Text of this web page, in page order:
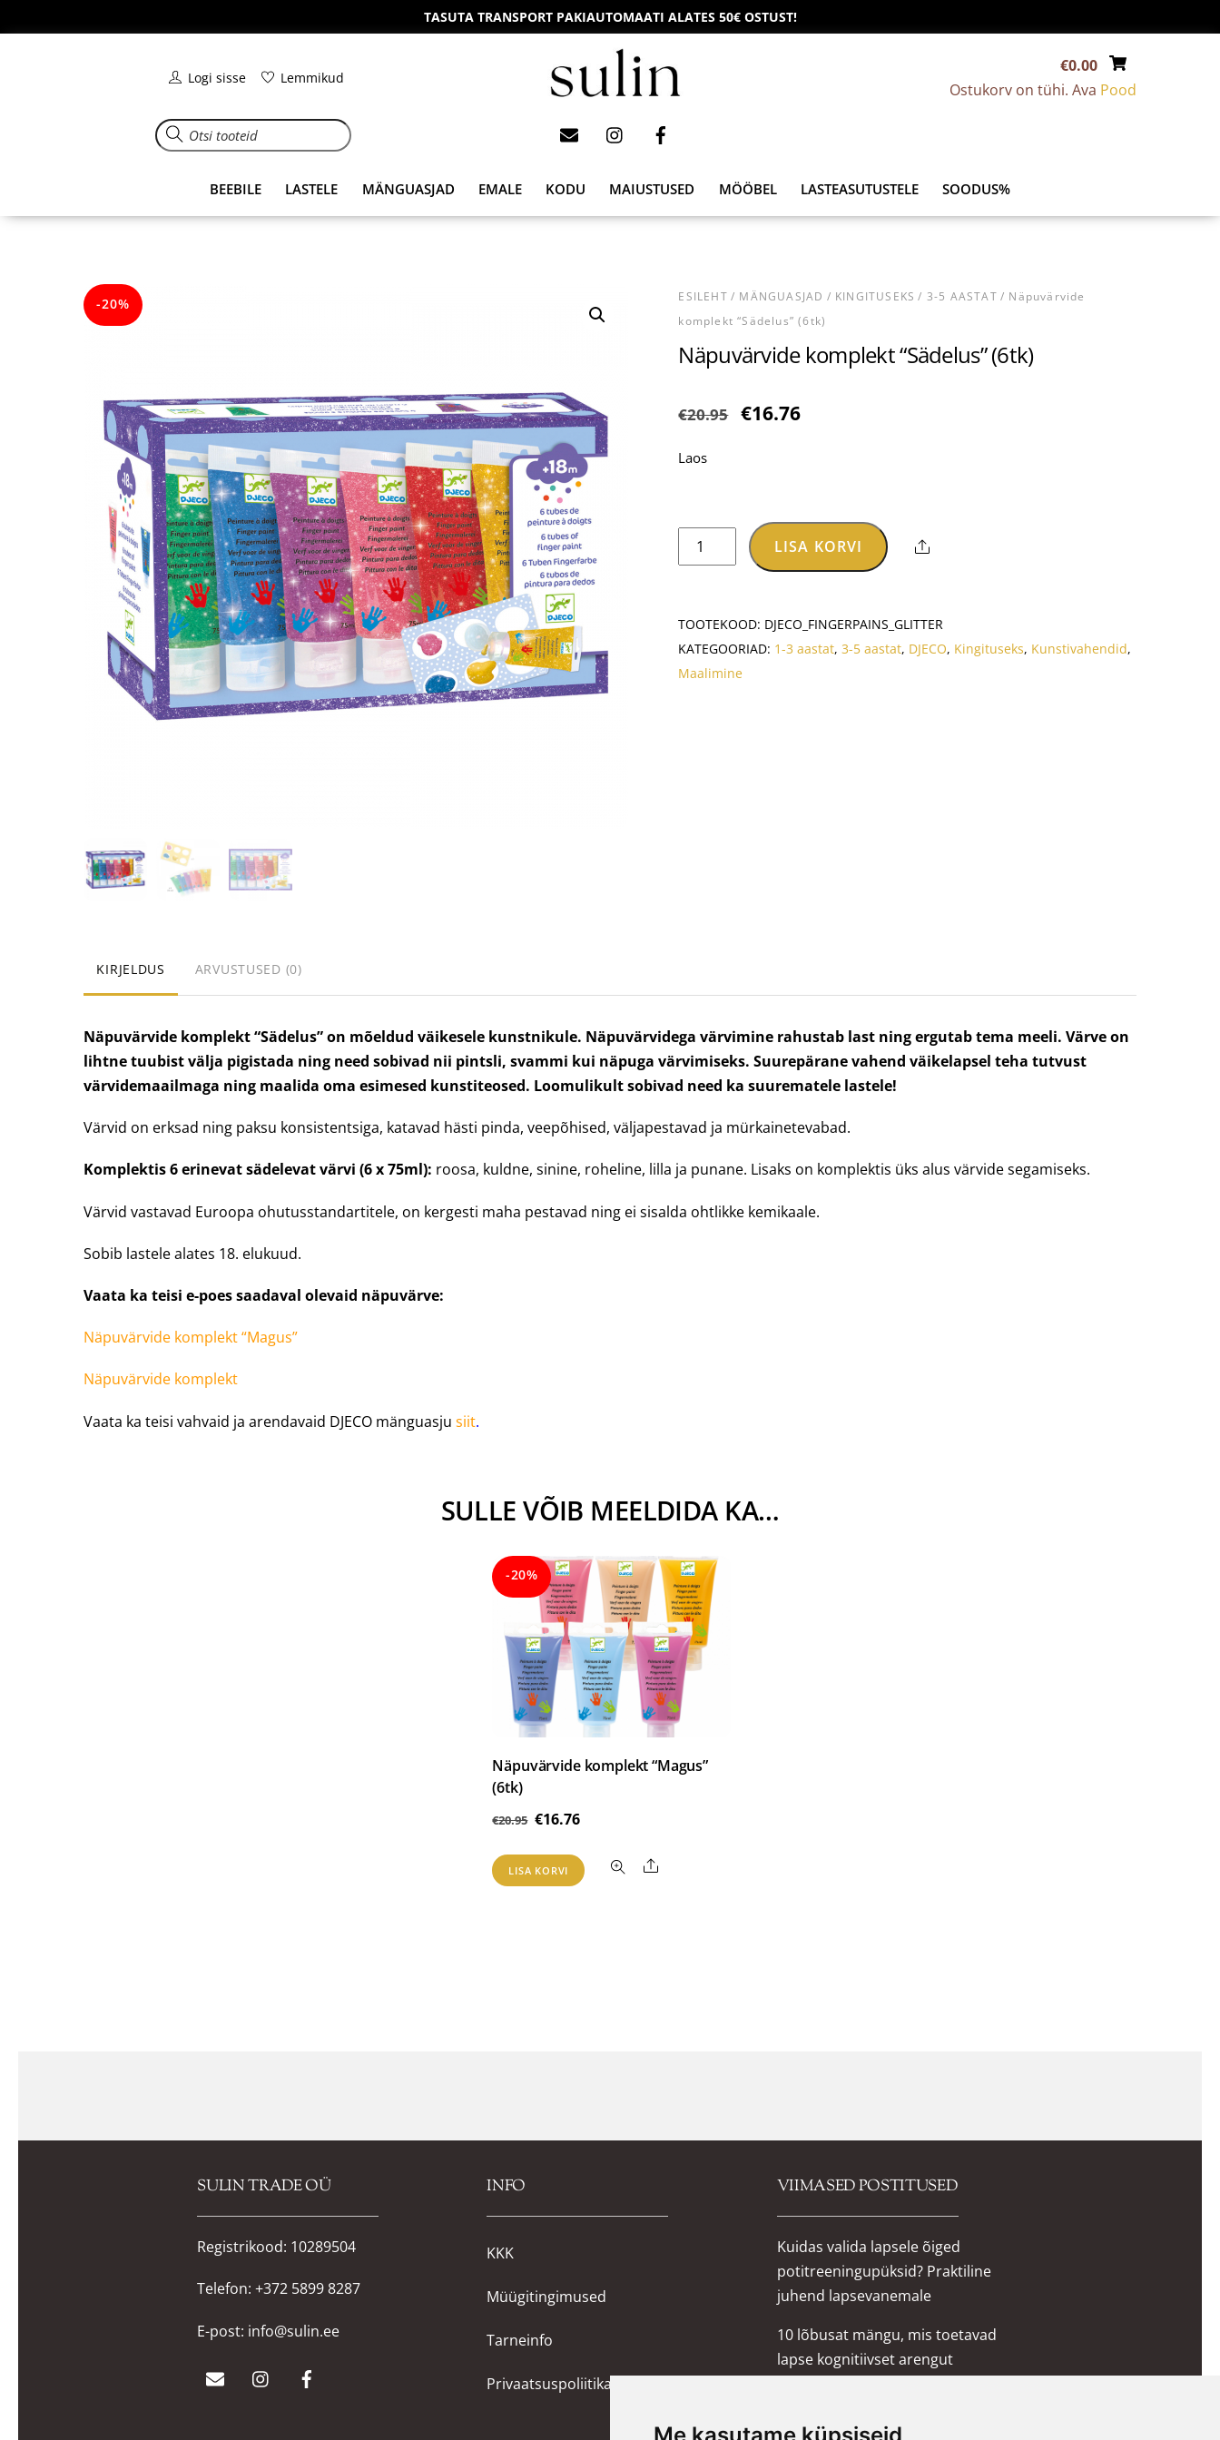
to
TASUTA TRANSPORT PAKIAUTOMAATI ALATES 50€ OSTUST!
Logi sisse Lemmikud
€0.00
Ostukorv on tühi. Ava Pood
BEEBILE LASTELE MÄNGUASJAD EMALE KODU MAIUSTUSED MÖÖBEL LASTEASUTUSTELE SOODUS%
-20% ESILEHT/ MÄNGUASJAD / KINGITUSEKS / 3-5 AASTAT/ Näpuvärvide
komplekt “Sädelus” (6tk)
Näpuvärvide komplekt “Sädelus” (6tk)
€20.95 Algne
€16.76Praegune
Laos
Näpuvärvide
komplekt
LISA KORVI Share
TOOTEKOOD: DJECO_FINGERPAINS_GLITTER
KATEGOORIAD: 1-3 aastat,3-5 aastat, DJECO, Kingituseks, Kunstivahendid,
Maalimine
KIRJELDUS ARVUSTUSED (0)
Näpuvärvide komplekt “Sädelus” on mõeldud väikesele kunstnikule. Näpuvärvidega värvimine rahustab last ning ergutab tema meeli. Värve on
lihtne tuubist välja pigistada ning need sobivad nii pintsli, svammi kui näpuga värvimiseks. Suurepärane vahend väikelapsel teha tutvust
värvidemaailmaga ning maalida oma esimesed kunstiteosed. Loomulikult sobivad need ka suurematele lastele!
Värvid on erksad ning paksu konsistentsiga, katavad hästi pinda, veepõhised, väljapestavad ja mürkainetevabad.
Komplektis 6 erinevat sädelevat värvi (6 x 75ml): roosa, kuldne, sinine, roheline, lilla ja punane. Lisaks on komplektis üks alus värvide segamiseks.
Värvid vastavad Euroopa ohutusstandartitele, on kergesti maha pestavad ning ei sisalda ohtlikke kemikaale.
Sobib lastele alates 18. elukuud.
Vaata ka teisi e-poes saadaval olevaid näpuvärve:
Näpuvärvide komplekt “Magus”
Näpuvärvide komplekt
Vaata ka teisi vahvaid ja arendavaid DJECO mänguasju siit.
SULLE VÕIB MEELDIDA KA…
-20%
Näpuvärvide komplekt “Magus”
(6tk)
€20.95 Algne
oli:
€20.95.
€16.76Praegune
on:
LISA KORVI Share
SULIN TRADE OÜ
Registrikood: 10289504
Telefon:+372 5899 8287
E-post: info@sulin.ee
INFO
KKK
Müügitingimused
Tarneinfo
Privaatsuspoliitika
VIIMASED POSTITUSED
Kuidas valida lapsele õiged
potitreeningupüksid? Praktiline
juhend lapsevanemale
10 lõbusat mängu, mis toetavad
lapse kognitiivset arengut
mänguklotsid ja mööbel lastele